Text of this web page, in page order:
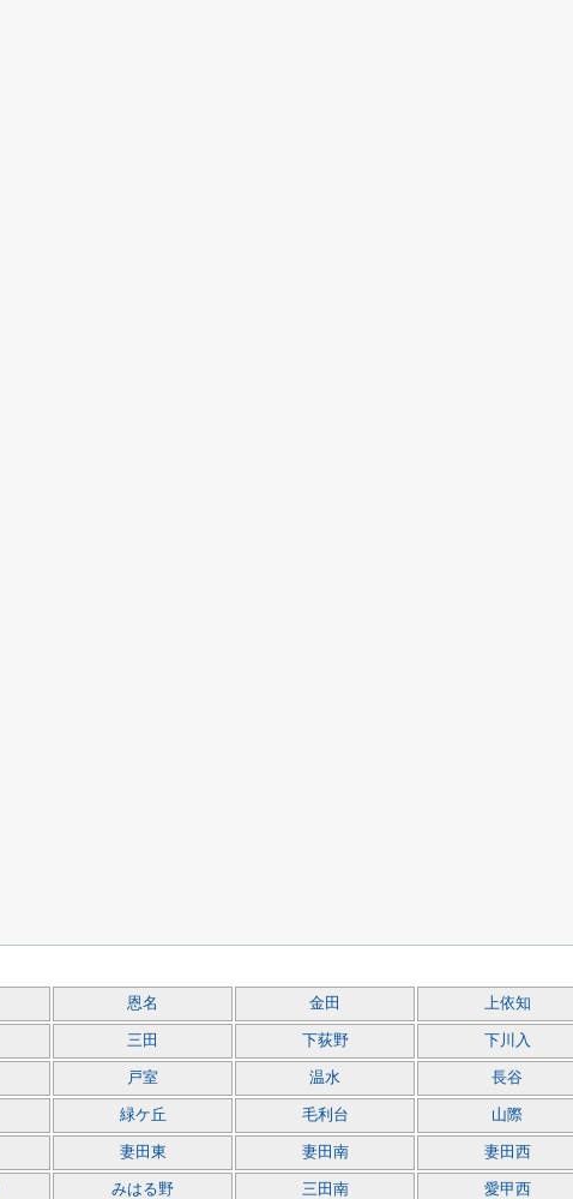
恩名 金田 上依知
三田 下荻野 下川入
戸室 温水 長谷
緑ケ丘 毛利台 山際
妻田東 妻田南 妻田西
みはる野 三田南 愛甲西